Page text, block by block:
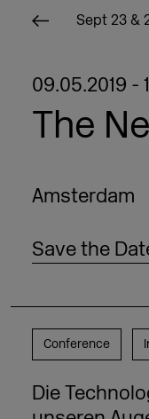
Sept 23 &
09.05.2019 -
The
Amsterdam
Save the
Conference
Die